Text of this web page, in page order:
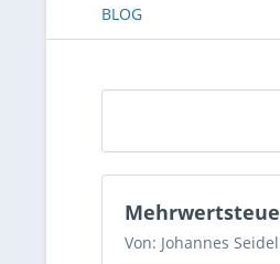
BLOG
Von: Johannes Seidel